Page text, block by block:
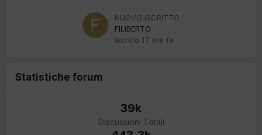
NUOVO ISCRITTO
FILIBERTO
Iscritto 17 ore fa
Statistiche forum
39k
Discussioni Totali